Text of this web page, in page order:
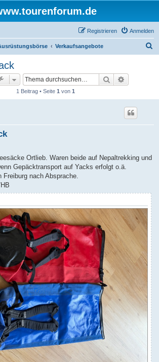
Anmelden
Registrieren
Verkaufsangebote
Suche
1 Beitrag • Seite 1 von 1
Ortlieb. Waren beide auf Nepaltrekking und
Gepäcktransport auf Yacks erfolgt o.ä.
Freiburg nach Absprache.